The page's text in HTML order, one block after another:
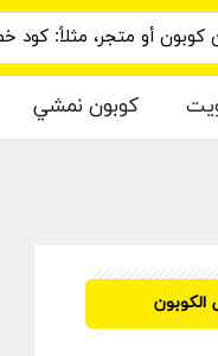
كوبون نمشي